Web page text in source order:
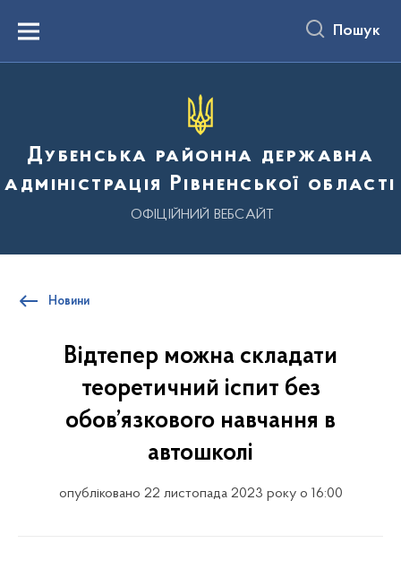
вмістуMenu Пошук
Дубенська районна державна
адміністрація Рівненської області
ОФІЦІЙНИЙ ВЕБСАЙТ
Новини
Відтепер можна складати
теоретичний іспит без
обов’язкового навчання в
автошколі
опубліковано 22 листопада 2023 року о 16:00